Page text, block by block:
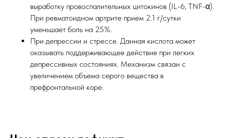
выработку провоспалительных цитокинов (IL-6, TNF-α).
При ревматоидном артрите прием 2.1 г/сутки
уменьшает боль на 25%.
При депрессии и стрессе. Данная кислота может
оказывать поддерживающее действие при легких
депрессивных состояниях. Механизм связан с
увеличением объема серого вещества в
префронтальной коре.